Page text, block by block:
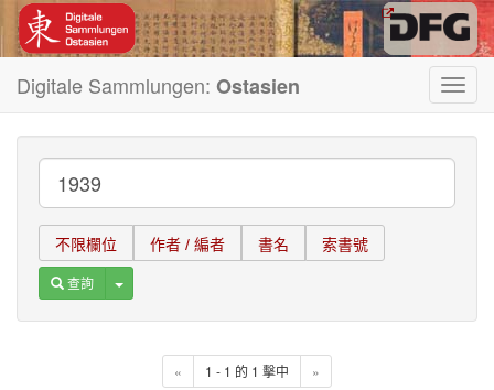
Digitale Sammlungen: Ostasien
不限欄位 作者 / 編者 書名 索書號
查詢 Toggle Dropdown
« 1 - 1 的 1 擊中 »